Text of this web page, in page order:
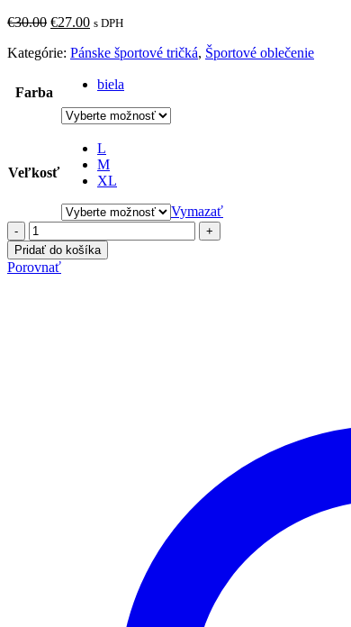
€30.00 Pôvodná
bola:
€27.00Aktuálna
je:
s DPH
Kategórie: Pánske športové tričká, Športové oblečenie
Farba
biela
Veľkosť
L
M
XL
Vymazať
-
+
Pridať do košíka
Porovnať